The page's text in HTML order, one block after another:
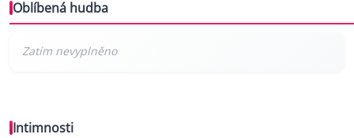
Oblíbená hudba
Intimnosti